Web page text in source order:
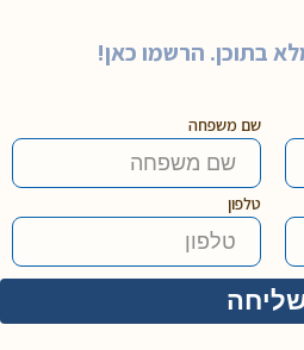
בתוכן. הרשמו כאן!
שם משפחה
טלפון